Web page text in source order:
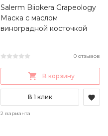
Salerm Biiokera Grapeology
Маска с маслом
виноградной косточкой
0 отзывов
В корзину
В 1 клик
2 варианта